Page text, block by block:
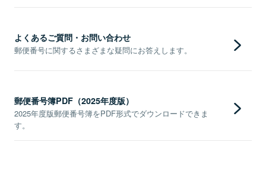
よくあるご質問・お問い合わせ
郵便番号に関するさまざまな疑問にお答えします。
郵便番号簿PDF（2025年度版）
2025年度版郵便番号簿をPDF形式でダウンロードできま
す。